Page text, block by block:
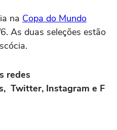
na Copa do Mundo
As duas seleções estão
redes
Twitter, Instagram e F